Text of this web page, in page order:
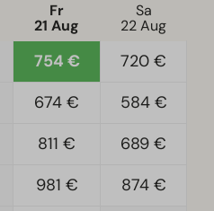
Fr
21 Aug
Sa
22 Aug
754 € 720 €
674 € 584 €
811 € 689 €
981 € 874 €